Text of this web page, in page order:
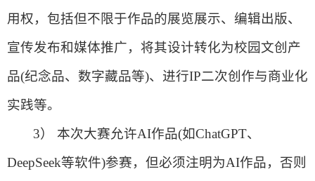
用权，包括但不限于作品的展览展示、编辑出版、
宣传发布和媒体推广，将其设计转化为校园文创产
品(纪念品、数字藏品等)、进行IP二次创作与商业化
实践等。
3） 本次大赛允许AI作品(如ChatGPT、
DeepSeek等软件)参赛，但必须注明为AI作品，否则